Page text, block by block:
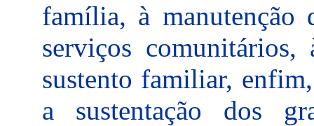
família, à manutenção
serviços
sustento familiar,
a sustentação dos